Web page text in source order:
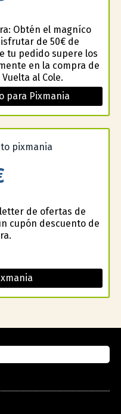
Obtén el magnífico
de 50€ de
tu pedido supere los
en la compra de
al Cole.
para Pixmania
de ofertas de
cupón descuento de